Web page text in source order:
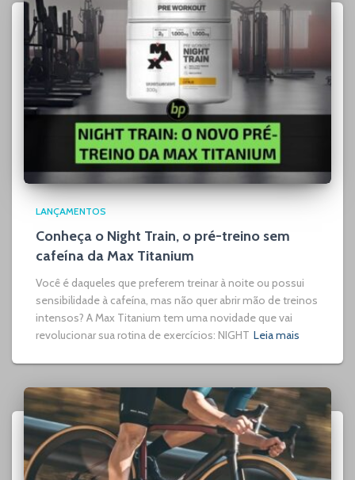
LANÇAMENTOS
Conheça o Night Train, o pré-treino sem
cafeína da Max Titanium
Você é daqueles que preferem treinar à noite ou possui
sensibilidade à cafeína, mas não quer abrir mão de treinos
intensos? A Max Titanium tem uma novidade que vai
revolucionar sua rotina de exercícios: NIGHT Leia mais